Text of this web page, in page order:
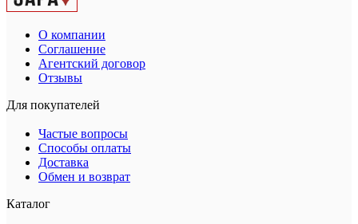
О компании
Соглашение
Агентский договор
Отзывы
Для покупателей
Частые вопросы
Способы оплаты
Доставка
Обмен и возврат
Каталог